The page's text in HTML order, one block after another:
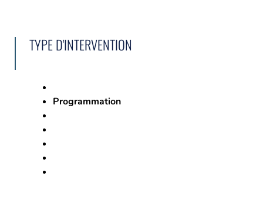
TYPE D'INTERVENTION
Programmation